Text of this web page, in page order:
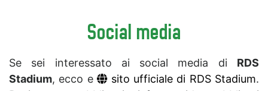
Social media
Se sei interessato ai social media di RDS
Stadium, ecco e sito ufficiale di RDS Stadium.